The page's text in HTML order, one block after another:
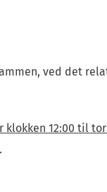
ved det
klokken 12:00 til